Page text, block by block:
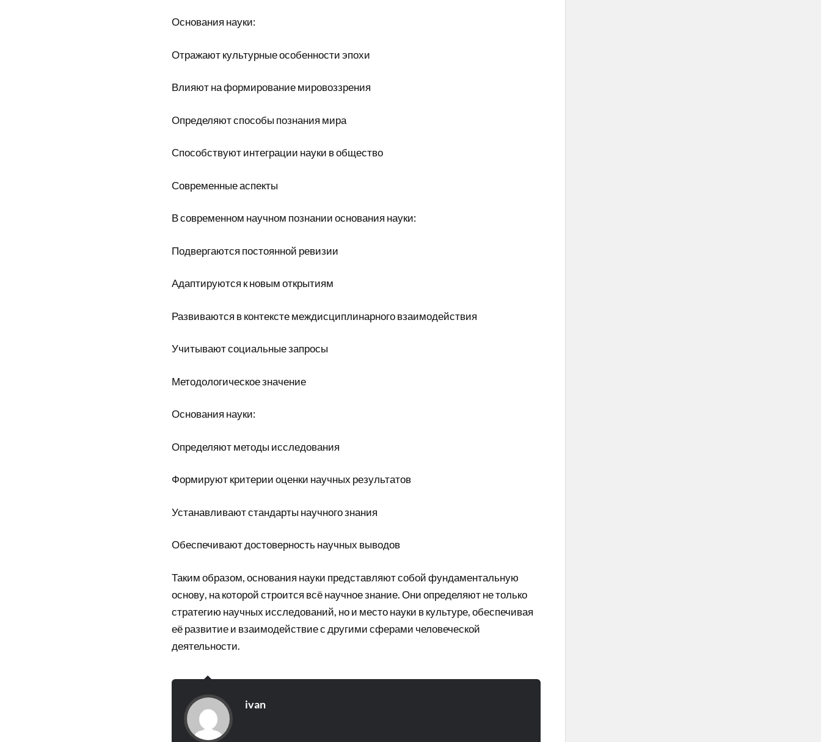
Основания науки:
Отражают культурные особенности эпохи
Влияют на формирование мировоззрения
Определяют способы познания мира
Способствуют интеграции науки в общество
Современные аспекты
В современном научном познании основания науки:
Подвергаются постоянной ревизии
Адаптируются к новым открытиям
Развиваются в контексте междисциплинарного взаимодействия
Учитывают социальные запросы
Методологическое значение
Основания науки:
Определяют методы исследования
Формируют критерии оценки научных результатов
Устанавливают стандарты научного знания
Обеспечивают достоверность научных выводов
Таким образом, основания науки представляют собой фундаментальную
основу, на которой строится всё научное знание. Они определяют не только
стратегию научных исследований, но и место науки в культуре, обеспечивая
её развитие и взаимодействие с другими сферами человеческой
деятельности.
ivan